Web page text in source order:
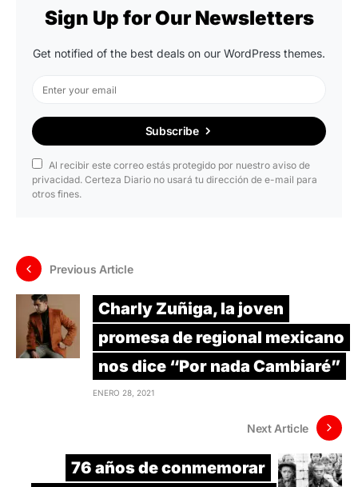
Sign Up for Our Newsletters
Get notified of the best deals on our WordPress themes.
Subscribe
Al recibir este correo estás protegido por nuestro aviso de
privacidad. Certeza Diario no usará tu dirección de e-mail para
otros fines.
Previous Article
Charly Zuñiga, la joven
promesa de regional mexicano
nos dice “Por nada Cambiaré”
ENERO 28, 2021
Next Article
76 años de conmemorar